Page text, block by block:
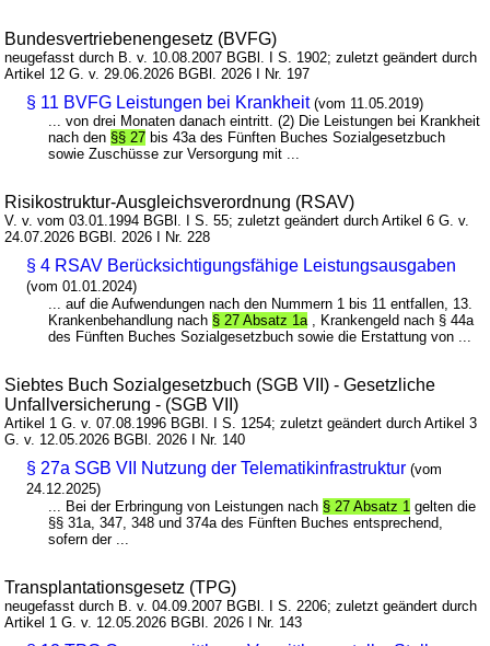
Bundesvertriebenengesetz (BVFG)
neugefasst durch B. v. 10.08.2007 BGBl. I S. 1902; zuletzt geändert durch
Artikel 12 G. v. 29.06.2026 BGBl. 2026 I Nr. 197
§ 11 BVFG Leistungen bei Krankheit (vom 11.05.2019)
... von drei Monaten danach eintritt. (2) Die Leistungen bei Krankheit
nach den §§ 27 bis 43a des Fünften Buches Sozialgesetzbuch
sowie Zuschüsse zur Versorgung mit ...
Risikostruktur-Ausgleichsverordnung (RSAV)
V. v. vom 03.01.1994 BGBl. I S. 55; zuletzt geändert durch Artikel 6 G. v.
24.07.2026 BGBl. 2026 I Nr. 228
§ 4 RSAV Berücksichtigungsfähige Leistungsausgaben
(vom 01.01.2024)
... auf die Aufwendungen nach den Nummern 1 bis 11 entfallen, 13.
Krankenbehandlung nach § 27 Absatz 1a , Krankengeld nach § 44a
des Fünften Buches Sozialgesetzbuch sowie die Erstattung von ...
Siebtes Buch Sozialgesetzbuch (SGB VII) - Gesetzliche
Unfallversicherung - (SGB VII)
Artikel 1 G. v. 07.08.1996 BGBl. I S. 1254; zuletzt geändert durch Artikel 3
G. v. 12.05.2026 BGBl. 2026 I Nr. 140
§ 27a SGB VII Nutzung der Telematikinfrastruktur (vom
24.12.2025)
... Bei der Erbringung von Leistungen nach § 27 Absatz 1 gelten die
§§ 31a, 347, 348 und 374a des Fünften Buches entsprechend,
sofern der ...
Transplantationsgesetz (TPG)
neugefasst durch B. v. 04.09.2007 BGBl. I S. 2206; zuletzt geändert durch
Artikel 1 G. v. 12.05.2026 BGBl. 2026 I Nr. 143